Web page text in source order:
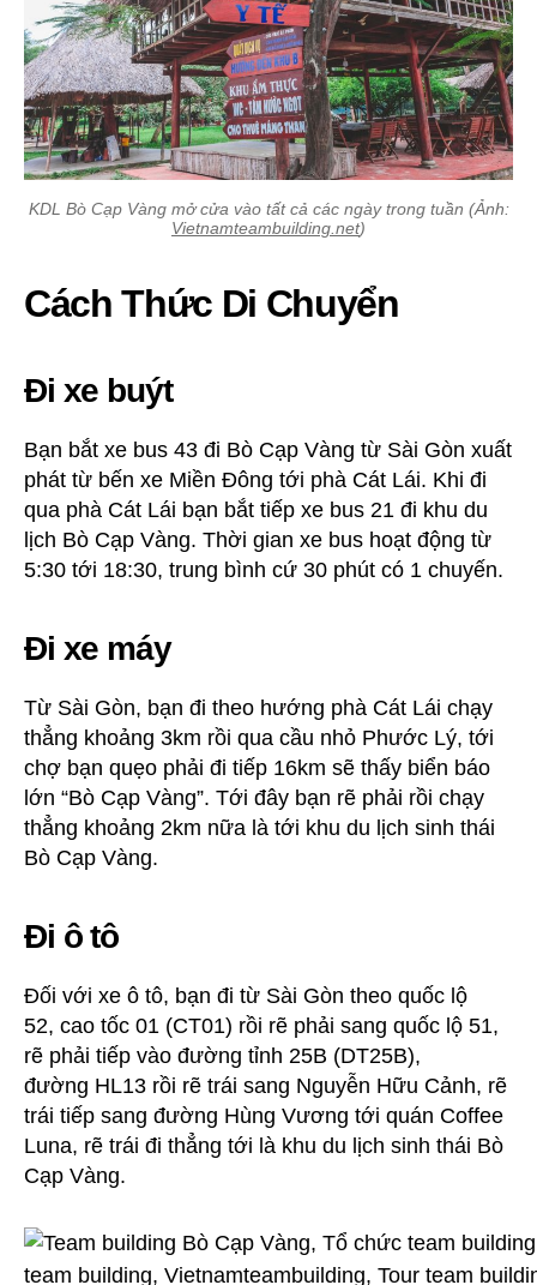
KDL Bò Cạp Vàng mở cửa vào tất cả các ngày trong tuần (Ảnh:
Vietnamteambuilding.net)
Cách Thức Di Chuyển
Đi xe buýt
Bạn bắt xe bus 43 đi Bò Cạp Vàng từ Sài Gòn xuất
phát từ bến xe Miền Đông tới phà Cát Lái. Khi đi
qua phà Cát Lái bạn bắt tiếp xe bus 21 đi khu du
lịch Bò Cạp Vàng. Thời gian xe bus hoạt động từ
5:30 tới 18:30, trung bình cứ 30 phút có 1 chuyến.
Đi xe máy
Từ Sài Gòn, bạn đi theo hướng phà Cát Lái chạy
thẳng khoảng 3km rồi qua cầu nhỏ Phước Lý, tới
chợ bạn quẹo phải đi tiếp 16km sẽ thấy biển báo
lớn “Bò Cạp Vàng”. Tới đây bạn rẽ phải rồi chạy
thẳng khoảng 2km nữa là tới khu du lịch sinh thái
Bò Cạp Vàng.
Đi ô tô
Đối với xe ô tô, bạn đi từ Sài Gòn theo quốc lộ
52, cao tốc 01 (CT01) rồi rẽ phải sang quốc lộ 51,
rẽ phải tiếp vào đường tỉnh 25B (DT25B),
đường HL13 rồi rẽ trái sang Nguyễn Hữu Cảnh, rẽ
trái tiếp sang đường Hùng Vương tới quán Coffee
Luna, rẽ trái đi thẳng tới là khu du lịch sinh thái Bò
Cạp Vàng.